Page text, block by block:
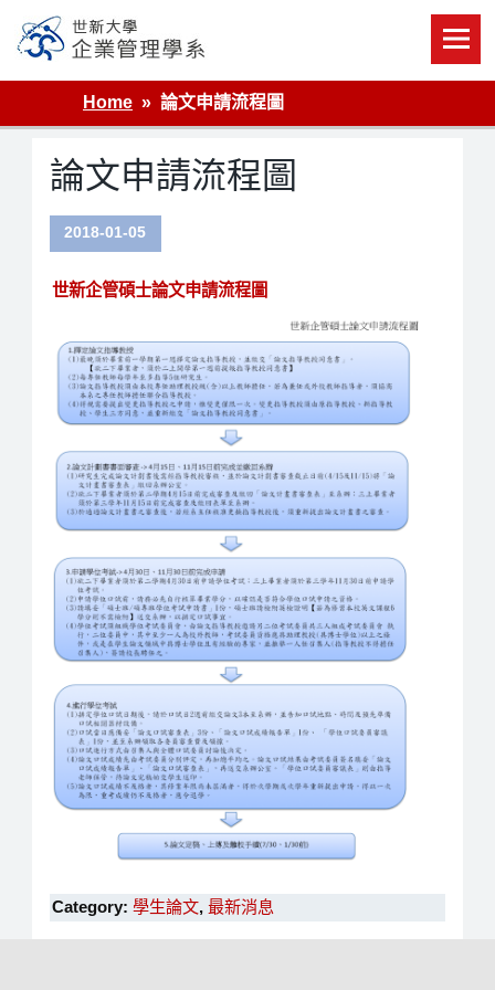
content
世新大學企業管理學系
Home
論文申請流程圖
論文申請流程圖
2018-01-05
世新企管碩士論文申請流程圖
Category: 學生論文, 最新消息